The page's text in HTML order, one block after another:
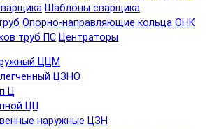
Шаблоны сварщика
Опорно-направляющие кольца ОНК
труб ПС Центраторы
ЦЦМ
ЦЗНО
Ц
ЦЦ
наружные ЦЗН